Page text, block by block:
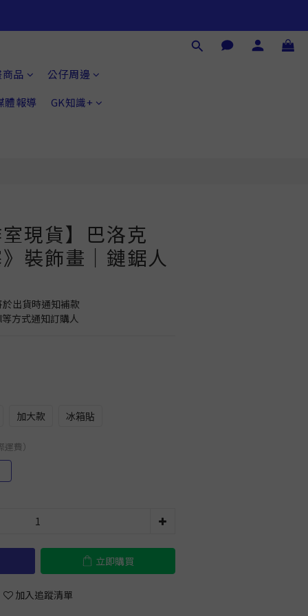
品
公仔周邊
體報導
GK知識+
現貨】巴洛克
裝飾畫｜鏈鋸人
出貨時通知補款
方式通知訂購人
加大款 冰箱貼
費）
立即購買
加入追蹤清單
立即購買